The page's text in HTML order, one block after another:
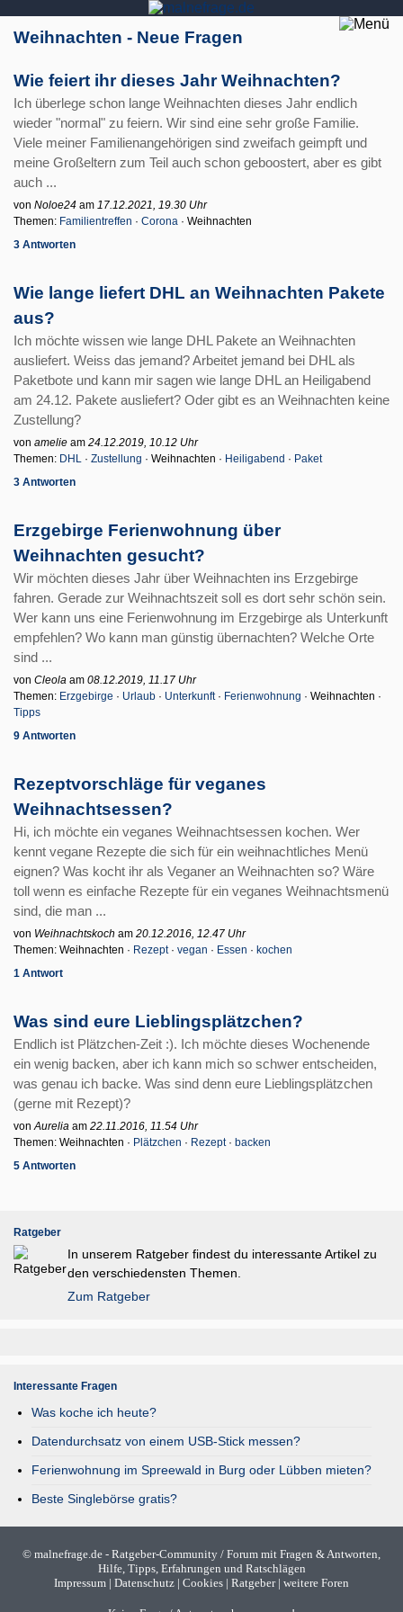
Weihnachten - Neue Fragen
Wie feiert ihr dieses Jahr Weihnachten?
Ich überlege schon lange Weihnachten dieses Jahr endlich
wieder "normal" zu feiern. Wir sind eine sehr große Familie.
Viele meiner Familienangehörigen sind zweifach geimpft und
meine Großeltern zum Teil auch schon geboostert, aber es gibt
auch ...
von Noloe24 am 17.12.2021, 19.30 Uhr
Themen: Familientreffen · Corona · Weihnachten
3 Antworten
Wie lange liefert DHL an Weihnachten Pakete
aus?
Ich möchte wissen wie lange DHL Pakete an Weihnachten
ausliefert. Weiss das jemand? Arbeitet jemand bei DHL als
Paketbote und kann mir sagen wie lange DHL an Heiligabend
am 24.12. Pakete ausliefert? Oder gibt es an Weihnachten keine
Zustellung?
von amelie am 24.12.2019, 10.12 Uhr
Themen: DHL · Zustellung · Weihnachten · Heiligabend · Paket
3 Antworten
Erzgebirge Ferienwohnung über
Weihnachten gesucht?
Wir möchten dieses Jahr über Weihnachten ins Erzgebirge
fahren. Gerade zur Weihnachtszeit soll es dort sehr schön sein.
Wer kann uns eine Ferienwohnung im Erzgebirge als Unterkunft
empfehlen? Wo kann man günstig übernachten? Welche Orte
sind ...
von Cleola am 08.12.2019, 11.17 Uhr
Themen: Erzgebirge · Urlaub · Unterkunft· Ferienwohnung · Weihnachten ·
Tipps
9 Antworten
Rezeptvorschläge für veganes
Weihnachtsessen?
Hi, ich möchte ein veganes Weihnachtsessen kochen. Wer
kennt vegane Rezepte die sich für ein weihnachtliches Menü
eignen? Was kocht ihr als Veganer an Weihnachten so? Wäre
toll wenn es einfache Rezepte für ein veganes Weihnachtsmenü
sind, die man ...
von Weihnachtskoch am 20.12.2016, 12.47 Uhr
Themen: Weihnachten · Rezept· vegan · Essen · kochen
1 Antwort
Was sind eure Lieblingsplätzchen?
Endlich ist Plätzchen-Zeit :). Ich möchte dieses Wochenende
ein wenig backen, aber ich kann mich so schwer entscheiden,
was genau ich backe. Was sind denn eure Lieblingsplätzchen
(gerne mit Rezept)?
vonAurelia am 22.11.2016, 11.54 Uhr
Themen: Weihnachten · Plätzchen · Rezept· backen
5 Antworten
Ratgeber
In unserem Ratgeber findest du interessante Artikel zu
den verschiedensten Themen.
Zum Ratgeber
Interessante Fragen
Was koche ich heute?
Datendurchsatz von einem USB-Stick messen?
Ferienwohnung im Spreewald in Burg oder Lübben mieten?
Beste Singlebörse gratis?
© malnefrage.de - Ratgeber-Community / Forum mit Fragen & Antworten,
Hilfe, Tipps, Erfahrungen und Ratschlägen
Impressum | Datenschutz | Cookies | Ratgeber| weitere Foren